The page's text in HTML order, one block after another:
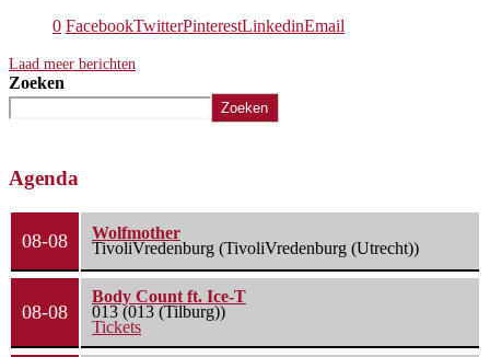
0 FacebookTwitterPinterestLinkedinEmail
Laad meer berichten
Zoeken
Zoeken
Agenda
08-08
Wolfmother
TivoliVredenburg (TivoliVredenburg (Utrecht))
08-08
Body Count ft. Ice-T
013 (013 (Tilburg))
Tickets